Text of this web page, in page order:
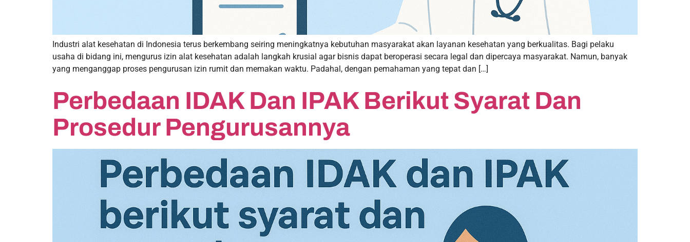
Industri alat kesehatan di Indonesia terus berkembang seiring meningkatnya kebutuhan masyarakat akan layanan kesehatan yang berkualitas. Bagi pelaku
usaha di bidang ini, mengurus izin alat kesehatan adalah langkah krusial agar bisnis dapat beroperasi secara legal dan dipercaya masyarakat. Namun, banyak
yang menganggap proses pengurusan izin rumit dan memakan waktu. Padahal, dengan pemahaman yang tepat dan […]
Perbedaan IDAK Dan IPAK Berikut Syarat Dan
Prosedur Pengurusannya